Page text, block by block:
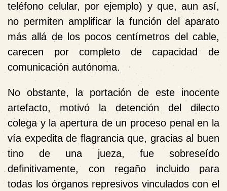
teléfono celular, por ejemplo) y que, aun así,
no permiten amplificar la función del aparato
más allá de los pocos centímetros del cable,
carecen por completo de capacidad de
comunicación autónoma.
No obstante, la portación de este inocente
artefacto, motivó la detención del dilecto
colega y la apertura de un proceso penal en la
vía expedita de flagrancia que, gracias al buen
tino de una jueza, fue sobreseído
definitivamente, con regaño incluido para
todas los órganos represivos vinculados con el